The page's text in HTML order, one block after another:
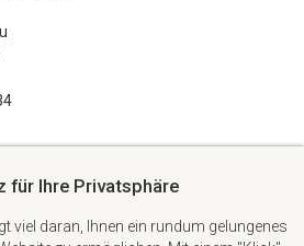
für Ihre Privatsphäre
viel daran, Ihnen ein rundum gelungenes